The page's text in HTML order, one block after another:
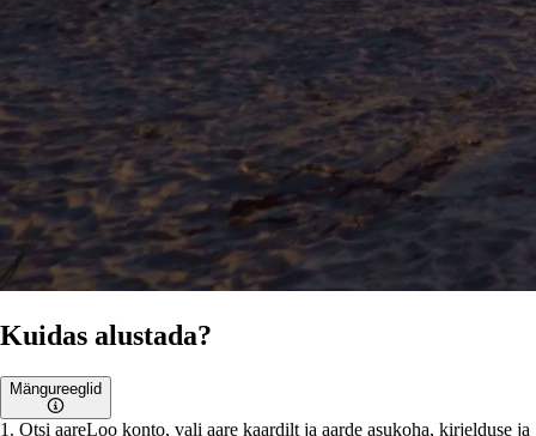
Kuidas alustada?
Mängureeglid
1 . Otsi aareLoo konto, vali aare kaardilt ja aarde asukoha, kirjelduse ja